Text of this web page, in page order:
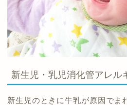
新生児・乳児消化管アレル
新生児のときに牛乳が原因でま